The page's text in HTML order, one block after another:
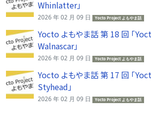
Whinlatter」
2026 年 02 月 09 日 Yocto Project よもやま話
Yocto よもやま話 第 18 回 「
Walnascar」
2026 年 02 月 09 日 Yocto Project よもやま話
Yocto よもやま話 第 17 回 「
Styhead」
2026 年 02 月 09 日 Yocto Project よもやま話